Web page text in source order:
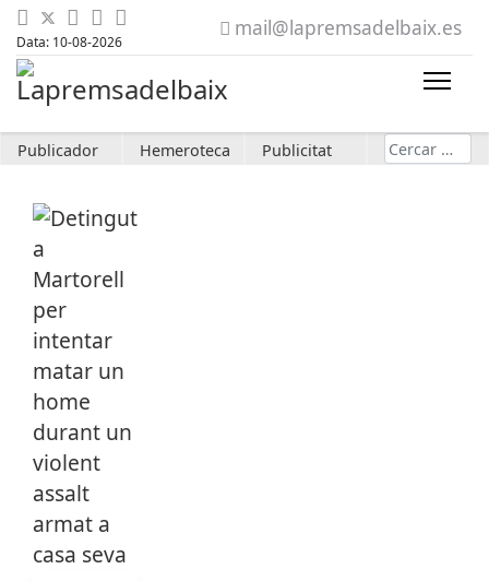
Data: 10-08-2026
mail@lapremsadelbaix.es
Publicador Hemeroteca Publicitat Cerca